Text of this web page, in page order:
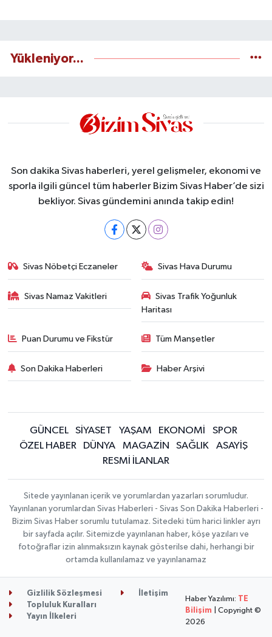
Yükleniyor...
Son dakika Sivas haberleri, yerel gelişmeler, ekonomi ve
sporla ilgili güncel tüm haberler Bizim Sivas Haber’de sizi
bekliyor. Sivas gündemini anında takip edin!
Sivas Nöbetçi Eczaneler Sivas Hava Durumu
Sivas Namaz Vakitleri
Sivas Trafik Yoğunluk
Haritası
Puan Durumu ve Fikstür Tüm Manşetler
Son Dakika Haberleri Haber Arşivi
GÜNCEL SİYASET YAŞAM EKONOMİ
SPOR
ÖZEL HABER
DÜNYA MAGAZİN SAĞLIK
ASAYİŞ
RESMİ İLANLAR
Sitede yayınlanan içerik ve yorumlardan yazarları sorumludur.
Yayınlanan yorumlardan Sivas Haberleri - Sivas Son Dakika Haberleri -
Bizim Sivas Haber sorumlu tutulamaz. Sitedeki tüm harici linkler ayrı
bir sayfada açılır. Sitemizde yayınlanan haber, köşe yazıları ve
fotoğraflar izin alınmaksızın kaynak gösterilse dahi, herhangi bir
ortamda kullanılamaz ve yayınlanamaz
Gizlilik Sözleşmesi
İletişim
Topluluk Kuralları
Yayın İlkeleri
Haber Yazılımı: TE
Bilişim | Copyright ©
2026